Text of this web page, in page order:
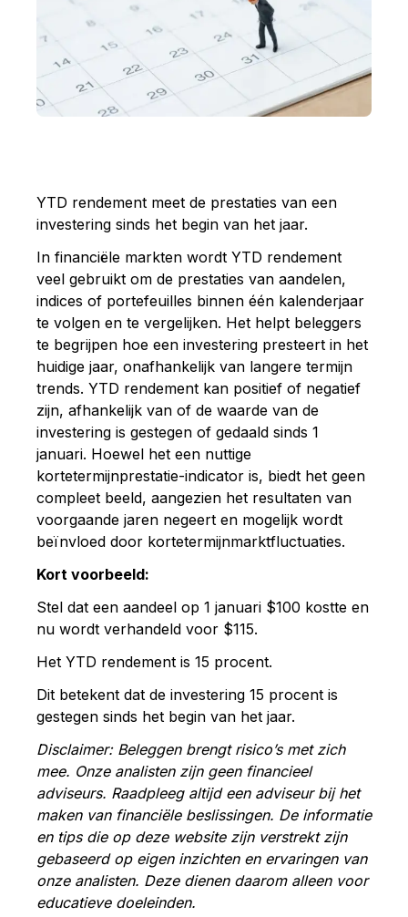
YTD rendement meet de prestaties van een
investering sinds het begin van het jaar.
In financiële markten wordt YTD rendement
veel gebruikt om de prestaties van aandelen,
indices of portefeuilles binnen één kalenderjaar
te volgen en te vergelijken. Het helpt beleggers
te begrijpen hoe een investering presteert in het
huidige jaar, onafhankelijk van langere termijn
trends. YTD rendement kan positief of negatief
zijn, afhankelijk van of de waarde van de
investering is gestegen of gedaald sinds 1
januari. Hoewel het een nuttige
kortetermijnprestatie-indicator is, biedt het geen
compleet beeld, aangezien het resultaten van
voorgaande jaren negeert en mogelijk wordt
beïnvloed door kortetermijnmarktfluctuaties.
Kort voorbeeld:
Stel dat een aandeel op 1 januari $100 kostte en
nu wordt verhandeld voor $115.
Het YTD rendement is 15 procent.
Dit betekent dat de investering 15 procent is
gestegen sinds het begin van het jaar.
Disclaimer: Beleggen brengt risico’s met zich
mee. Onze analisten zijn geen financieel
adviseurs. Raadpleeg altijd een adviseur bij het
maken van financiële beslissingen. De informatie
en tips die op deze website zijn verstrekt zijn
gebaseerd op eigen inzichten en ervaringen van
onze analisten. Deze dienen daarom alleen voor
educatieve doeleinden.